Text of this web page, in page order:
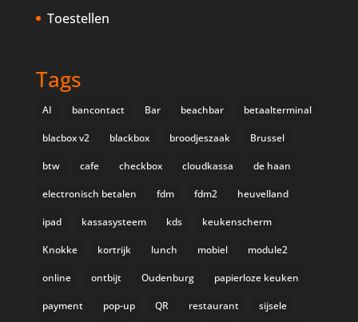
Toestellen
Tags
AI bancontact Bar beachbar betaalterminal
blacbox v2 blackbox broodjeszaak Brussel
btw cafe checkbox cloudkassa de haan
electronisch betalen fdm fdm2 heuvelland
ipad kassasysteem kds keukenscherm
Knokke kortrijk lunch mobiel module2
online ontbijt Oudenburg papierloze keuken
payment pop-up QR restaurant sijsele